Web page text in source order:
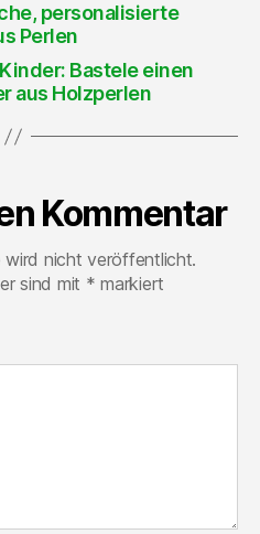
personalisierte
Perlen
Bastele einen
aus Holzperlen
Kommentar
wird nicht veröffentlicht.
sind mit * markiert